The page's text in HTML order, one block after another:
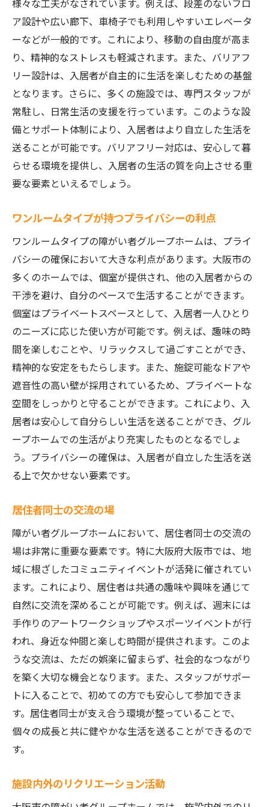
様々な工夫がなされています。例えば、段差のないフロ
ア設計や広い廊下、車椅子でも利用しやすいエレベータ
ーなどが一般的です。これにより、移動の自由度が高ま
り、精神的なストレスも軽減されます。また、バリアフ
リー設計は、入居者が自主的に生活を楽しむための基盤
となります。さらに、多くの施設では、専門スタッフが
常駐し、日常生活の支援を行っています。このような設
備とサポート体制により、入居者はより自立した生活を
送ることが可能です。バリアフリー対応は、安心して暮
らせる環境を提供し、入居者の生活の質を向上させる重
要な要素といえるでしょう。
ワンルームタイプが持つプライバシーの利点
ワンルームタイプの障がい者グループホームは、プライ
バシーの確保において大きな利点があります。大阪市の
多くのホームでは、個室が提供され、他の入居者からの
干渉を避け、自分のペースで生活することができます。
個室はプライベートスペースとして、入居者一人ひとり
のニーズに応じた使い方が可能です。例えば、趣味の時
間を楽しむことや、リラックスして過ごすことができ、
精神的な安定をもたらします。また、施錠可能なドアや
遮音性の高い壁が採用されているため、プライベートな
空間をしっかりと守ることができます。これにより、入
居者は安心して自分らしい生活を送ることができ、グル
ープホームでの生活がより充実したものとなるでしょ
う。プライバシーの確保は、入居者が自立した生活を送
る上で欠かせない要素です。
居住者同士の交流の場
障がい者グループホームにおいて、居住者同士の交流の
場は非常に重要な要素です。特に大阪府大阪市では、地
域に根ざしたコミュニティイベントが活発に催されてい
ます。これにより、居住者は共通の趣味や興味を通じて
自然に交流を深めることが可能です。例えば、週末には
手作りのアートワークショップやスポーツイベントが行
われ、身近な仲間と楽しむ時間が提供されます。このよ
うな交流は、ただの娯楽に留まらず、社会的なつながり
を築く大切な機会となります。また、スタッフがサポー
トに入ることで、初めての方でも安心して参加できま
す。居住者同士が支え合う環境が整っていることで、
個々の成長と共に健やかな生活を送ることができるので
す。
施設内外のリクリエーション活動